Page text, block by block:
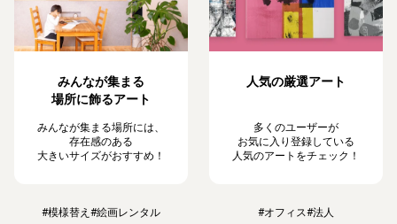
みんなが集まる
場所に飾るアート
みんなが集まる場所には、
存在感のある
大きいサイズがおすすめ！
人気の厳選アート
多くのユーザーが
お気に入り登録している
人気のアートをチェック！
#模様替え #絵画レンタル #オフィス#法人